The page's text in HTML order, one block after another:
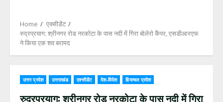
Home
एक्सीडेंट
रुद्रप्रयाग: श्रीनगर रोड नरकोटा के पास नदी में गिरा बोलेरो कैंपर, एसडीआरएफ
ने किया एक शव बरामद
उत्तर प्रदेश उत्तराखंड एक्सीडेंट देश-विदेश हिमाचल प्रदेश
रुद्रप्रयाग: श्रीनगर रोड नरकोटा के पास नदी में गिरा